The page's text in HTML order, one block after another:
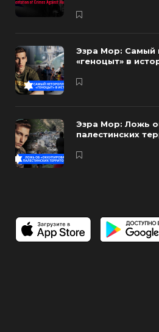
Эзра Мор: Самый
«геноцыт» в
Эзра Мор: Ложь
палестинских